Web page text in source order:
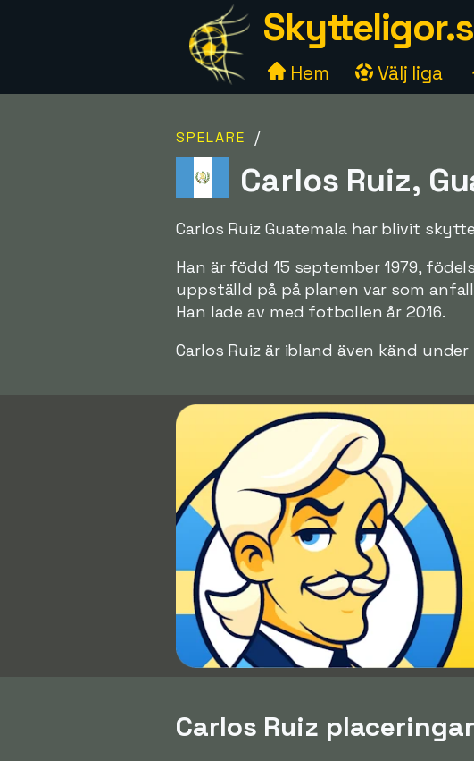
Hem Välj liga
SPELARE /
Carlos Ruiz,
Carlos Ruiz Guatemala har blivit
Han är född 15 september 1979,
uppställd på på planen var som
Han lade av med fotbollen år 2016.
Carlos Ruiz är ibland även känd
Carlos Ruiz